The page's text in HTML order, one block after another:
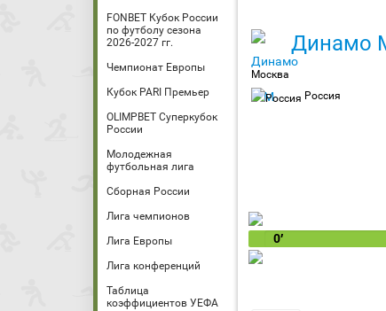
FONBET Кубок России
по футболу сезона
2026-2027 гг.
Чемпионат Европы
Кубок PARI Премьер
OLIMPBET Суперкубок
России
Молодежная
футбольная лига
Сборная России
Лига чемпионов
Лига Европы
Лига конференций
Таблица
коэффициентов УЕФА
Динамо
Москва
Россия
0′